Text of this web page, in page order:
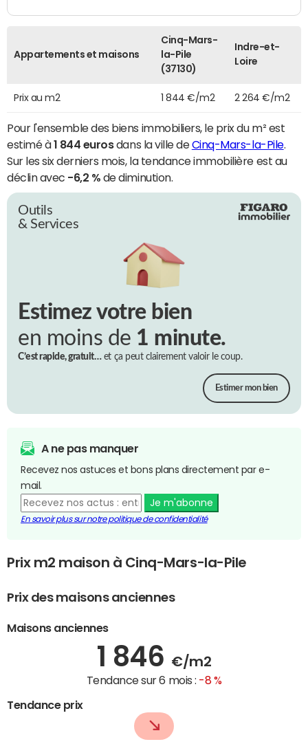
Appartements et maisons
Cinq-Mars-
la-Pile
(37130)
Indre-et-
Loire
Prix au m2 1 844 €/m2 2 264 €/m2
Pour l'ensemble des biens immobiliers, le prix du m² est
estimé à1 844 eurosdans la ville deCinq-Mars-la-Pile.
Sur les six derniers mois, la tendance immobilière est au
déclin avec -6,2 % de diminution.
Outils
& Services
Estimez votre bien
en moins de 1 minute.
C’est rapide, gratuit…et ça peut clairement valoir le coup.
Estimer mon bien
A ne pas manquer
Recevez nos astuces et bons plans directement par e-
mail.
Je m'abonne
En savoir plus sur notre politique de confidentialité
Prix m2 maison à Cinq-Mars-la-Pile
Prix des maisons anciennes
Maisons anciennes
1 846 €/m2
Tendance sur 6 mois : -8 %
Tendance prix